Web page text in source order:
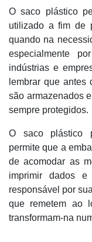
O saco plástico
utilizado a fim de
quando na
especialmente
indústrias e
lembrar que antes
são armazenados
sempre protegidos.
O saco plástico
permite que a
de acomodar as
imprimir dados e
responsável por
que remetem ao
transformam-na